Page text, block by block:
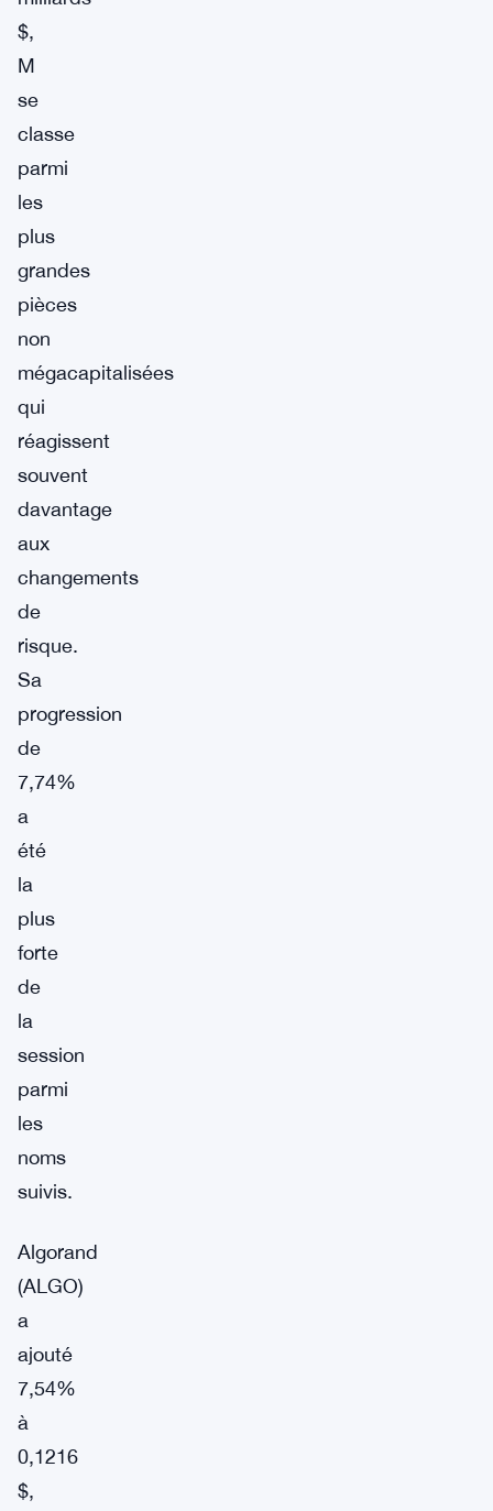
$,
M
se
classe
parmi
les
plus
grandes
pièces
non
mégacapitalisées
qui
réagissent
souvent
davantage
aux
changements
de
risque.
Sa
progression
de
7,74%
a
été
la
plus
forte
de
la
session
parmi
les
noms
suivis.
Algorand
(ALGO)
a
ajouté
7,54%
à
0,1216
$,